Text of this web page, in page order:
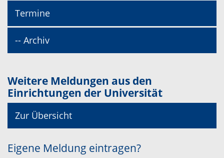
Termine
-- Archiv
Weitere Meldungen aus den
Einrichtungen der Universität
Zur Übersicht
Eigene Meldung eintragen?